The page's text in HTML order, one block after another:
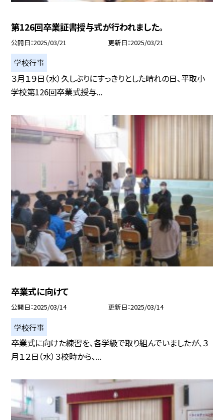
第126回卒業証書授与式が行われました。
公開日 2025/03/21 更新日 2025/03/21
学校行事
３月１９日（水）久しぶりにすっきりとした晴れの日、平取小
学校第126回卒業式授与...
卒業式に向けて
公開日 2025/03/14 更新日 2025/03/14
学校行事
卒業式に向けた練習を、各学級で取り組んでいましたが、３
月１２日（水）３校時から、...